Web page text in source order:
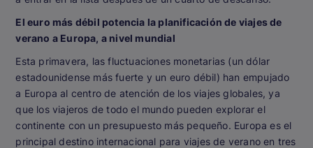
El euro más débil potencia la planificación de viajes de
verano a Europa, a nivel mundial
Esta primavera, las fluctuaciones monetarias (un dólar
estadounidense más fuerte y un euro débil) han empujado
a Europa al centro de atención de los viajes globales, ya
que los viajeros de todo el mundo pueden explorar el
continente con un presupuesto más pequeño. Europa es el
principal destino internacional para viajes de verano en tres